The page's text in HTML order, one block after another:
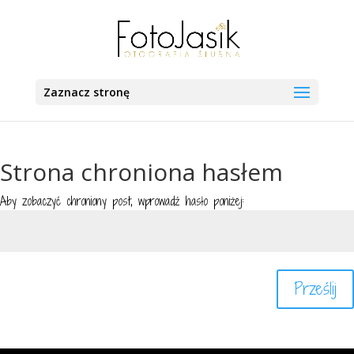
Zaznacz stronę
Strona chroniona hasłem
Aby zobaczyć chroniony post, wprowadź hasło poniżej:
Prześlij